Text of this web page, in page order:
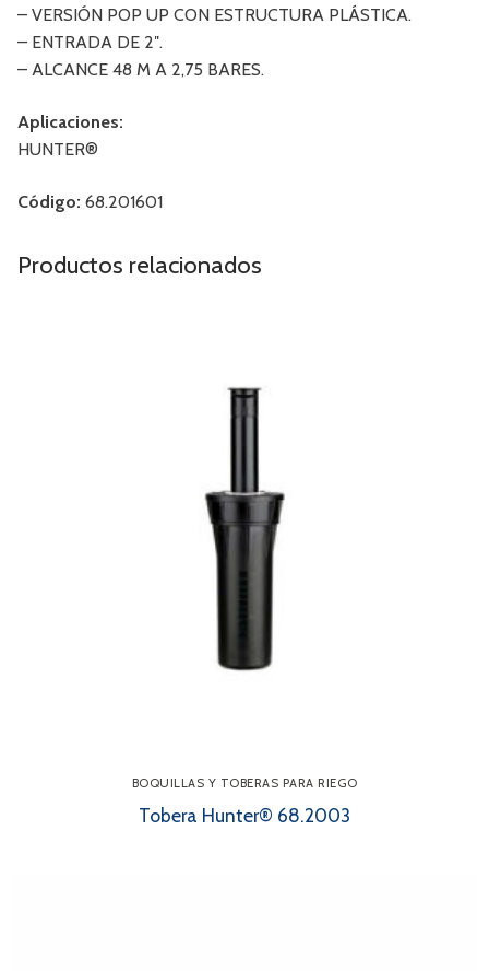
– VERSIÓN POP UP CON ESTRUCTURA PLÁSTICA.
– ENTRADA DE 2″.
– ALCANCE 48 M A 2,75 BARES.
Aplicaciones:
HUNTER®
Código: 68.201601
Productos relacionados
BOQUILLAS Y TOBERAS PARA RIEGO
Tobera Hunter® 68.2003